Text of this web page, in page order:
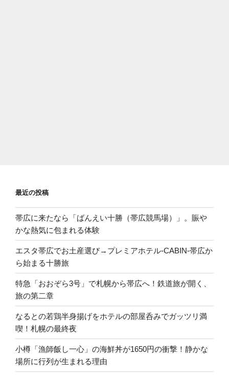
最近の投稿
帯広に来たなら「ばんえい十勝（帯広競馬場）」。賑や
かな熱気に包まれる体験
エスタ帯広でお土産選び→プレミアホテル-CABIN-帯広か
ら始まる十勝旅
特急「おおぞら3号」で札幌から帯広へ！鉄道旅が開く、
旅の第二章
なるとの若鶏半身揚げをホテルの部屋呑みでガッツリ満
喫！札幌の最終夜
小樽「漁師飯し一心」の海鮮丼が1650円の衝撃！静かな
場所に行列が生まれる理由